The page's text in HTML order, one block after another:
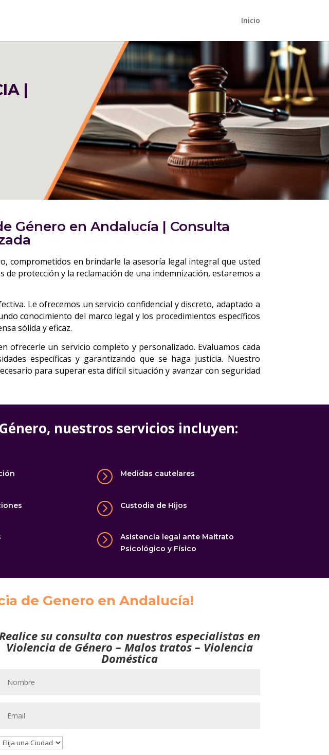
Inicio
|
Género en Andalucía | Consulta
comprometidos en brindarle la asesoría legal integral que usted
protección y la reclamación de una indemnización, estaremos a
Le ofrecemos un servicio confidencial y discreto, adaptado a
conocimiento del marco legal y los procedimientos específicos
sólida y eficaz.
un servicio completo y personalizado. Evaluamos cada
específicas y garantizando que se haga justicia. Nuestro
para superar esta difícil situación y avanzar con seguridad
nuestros servicios incluyen:
= Medidas cautelares
= Custodia de Hijos
=
Asistencia legal ante Maltrato
Psicológico y Físico
de Genero en Andalucía!
su consulta con nuestros especialistas en
Violencia de Género – Malos tratos – Violencia
Doméstica